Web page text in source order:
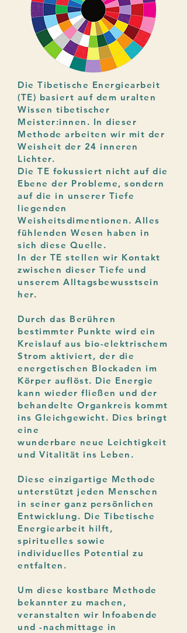
Die Tibetische Energiearbeit
(TE) basiert auf dem uralten
Wissen tibetischer
Meister:innen. In dieser
Methode arbeiten wir mit der
Weisheit der 24 inneren
Lichter.
Die TE fokussiert nicht auf die
Ebene der Probleme, sondern
auf die in unserer Tiefe
liegenden
Weisheitsdimentionen. Alles
fühlenden Wesen haben in
sich diese Quelle.
In der TE stellen wir Kontakt
zwischen dieser Tiefe und
unserem Alltagsbewusstsein
her.
Durch das Berühren
bestimmter Punkte wird ein
Kreislauf aus bio-elektrischem
Strom aktiviert, der die
energetischen Blockaden im
Körper auflöst. Die Energie
kann wieder fließen und der
behandelte Organkreis kommt
ins Gleichgewicht. Dies bringt
eine
wunderbare neue Leichtigkeit
und Vitalität ins Leben.
Diese einzigartige Methode
unterstützt jeden Menschen
in seiner ganz persönlichen
Entwicklung. Die Tibetische
Energiearbeit hilft,
spirituelles sowie
individuelles Potential zu
entfalten.
Um diese kostbare Methode
bekannter zu machen,
veranstalten wir Infoabende
und -nachmittage in